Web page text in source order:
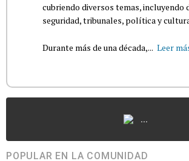
cubriendo diversos temas, incluyendo
seguridad, tribunales, política y
Durante más de una década,... Leer
...
POPULAR EN LA COMUNIDAD